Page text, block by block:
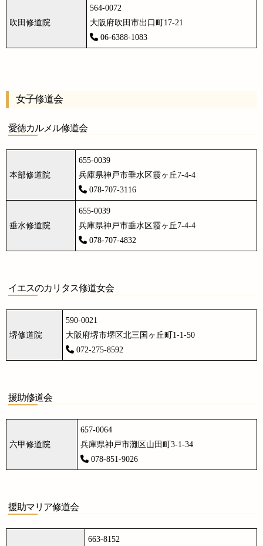
吹田修道院
564-0072
大阪府吹田市出口町17-21
06-6388-1083
女子修道会
愛徳カルメル修道会
本部修道院
655-0039
兵庫県神戸市垂水区霞ヶ丘7-4-4
078-707-3116
垂水修道院
655-0039
兵庫県神戸市垂水区霞ヶ丘7-4-4
078-707-4832
イエスのカリタス修道女会
堺修道院
590-0021
大阪府堺市堺区北三国ヶ丘町1-1-50
072-275-8592
援助修道会
六甲修道院
657-0064
兵庫県神戸市灘区山田町3-1-34
078-851-9026
援助マリア修道会
663-8152